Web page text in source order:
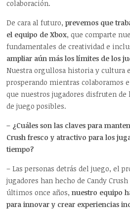
colaboración.
De cara al futuro,prevemos que
el equipo de Xbox, que comparte
fundamentales de creatividad e
ampliar aún más los límites de los
Nuestra orgullosa historia y cultura
prosperando mientras colaboramos
que nuestros jugadores disfruten de
de juego posibles.
– ¿Cuáles son las claves para
Crush fresco y atractivo para los
tiempo?
– Las personas detrás del juego, el
jugadores han hecho de Candy
últimos once años,nuestro equipo
para innovar y crear experiencias